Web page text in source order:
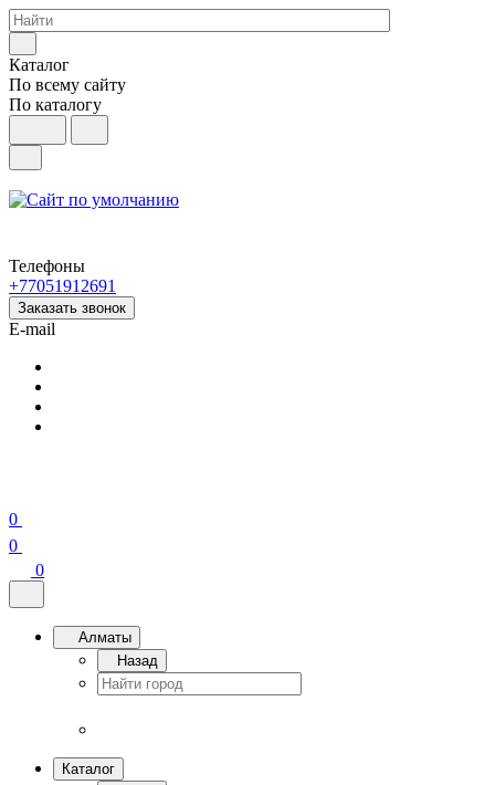
Каталог
По всему сайту
По каталогу
Телефоны
+77051912691
Заказать звонок
E-mail
0
0
0
Алматы
Назад
Каталог